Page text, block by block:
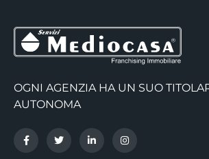
OGNI AGENZIA HA UN SUO
AUTONOMA